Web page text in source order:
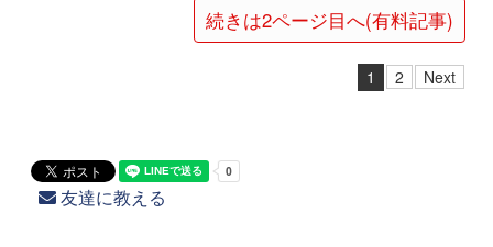
続きは2ページ目へ(有料記事)
1 2 Next
友達に教える